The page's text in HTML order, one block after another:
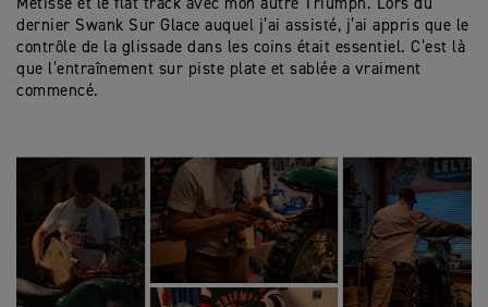
Metisse et le flat track avec mon autre Triumph. Lors du
dernier Swank Sur Glace auquel j’ai assisté, j’ai appris que le
contrôle de la glissade dans les coins était essentiel. C’est là
que l’entraînement sur piste plate et sablée a vraiment
commencé.